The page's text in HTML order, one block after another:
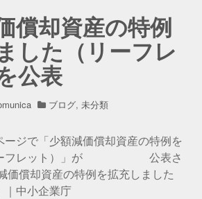
償却資産の特例
した（リーフレ
公表
ブログ, 未分類
ジで「少額減価償却資産の特例を
ーフレット）」が 公表さ
価償却資産の特例を拡充しました
｜中小企業庁